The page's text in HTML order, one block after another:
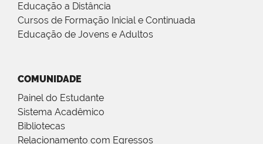
Educação a Distância
Cursos de Formação Inicial e Continuada
Educação de Jovens e Adultos
COMUNIDADE
Painel do Estudante
Sistema Acadêmico
Bibliotecas
Relacionamento com Egressos